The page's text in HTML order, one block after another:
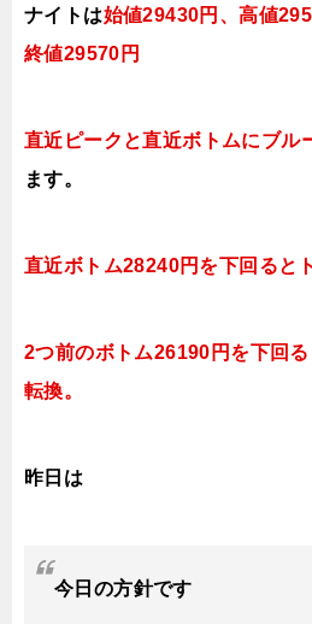
ナイトは始値29430円、高値
終値29570 円
直近ピークと直近ボトムにブル
ます。
直近ボトム28240円を下回ると
2つ前のボトム26190円を下回
転換。
昨日は
今日 の方針です